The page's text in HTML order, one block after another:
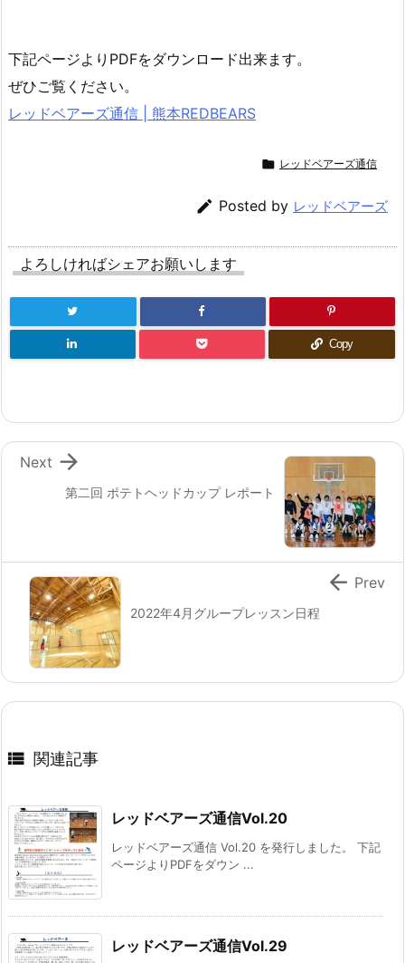
下記ページよりPDFをダウンロード出来ます。
ぜひご覧ください。
レッドベアーズ通信 | 熊本REDBEARS
 レッドベアーズ通信
 Posted by レッドベアーズ
よろしければシェアお願いします
Copy
第二回 ポテトヘッドカップ レポート

Next
2022年4月グループレッスン日程
 Prev
 関連記事
レッドベアーズ通信Vol.20
レッドベアーズ通信 Vol.20 を発行しました。 下記
ページよりPDFをダウン ...
レッドベアーズ通信Vol.29